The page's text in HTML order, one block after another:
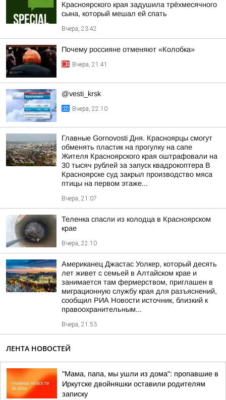
Красноярского края задушила трёхмесячного
сына, который мешал ей спать
Вчера, 23:42
Почему россияне отменяют «Колобка»
Вчера, 21:41
@vesti_krsk
Вчера, 22:10
Главные Gornovosti Дня. Красноярцы смогут
обменять пластик на прогулку на сапе
Жителя Красноярского края оштрафовали на
30 тысяч рублей за запуск квадрокоптера В
Красноярске суд закрыл производство мяса
птицы на первом этаже...
Вчера, 21:07
Теленка спасли из колодца в Красноярском
крае
Вчера, 22:10
Американец Джастас Уолкер, который десять
лет живет с семьей в Алтайском крае и
занимается там фермерством, приглашен в
миграционную службу края для разъяснений,
сообщил РИА Новости источник, близкий к
правоохранительным...
Вчера, 21:53
ЛЕНТА НОВОСТЕЙ
"Мама, папа, мы ушли из дома": пропавшие в
Иркутске двойняшки оставили родителям
записку